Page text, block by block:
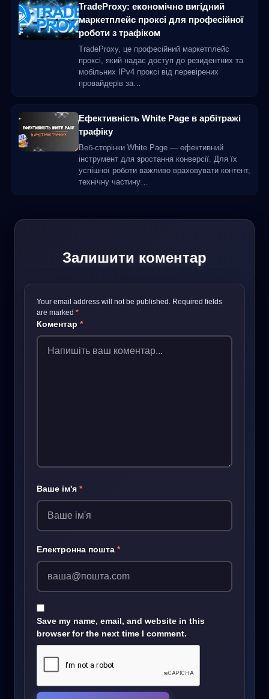
TradeProxy: економічно вигідний
маркетплейс проксі для професійної
роботи з трафіком
TradeProxy, це професійний маркетплейс
проксі, який надає доступ до резидентних та
мобільних IPv4 проксі від перевірених
провайдерів за…
Ефективність White Page в арбітражі
трафіку
Веб-сторінки White Page — ефективний
інструмент для зростання конверсії. Для їх
успішної роботи важливо враховувати контент,
технічну частину…
Залишити коментар
Your email address will not be published. Required fields
are marked *
Коментар *
Ваше ім'я *
Електронна пошта *
Save my name, email, and website in this
browser for the next time I comment.